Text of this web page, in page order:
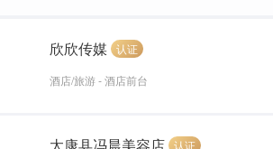
欣欣传媒 认证
酒店/旅游 - 酒店前台
认证